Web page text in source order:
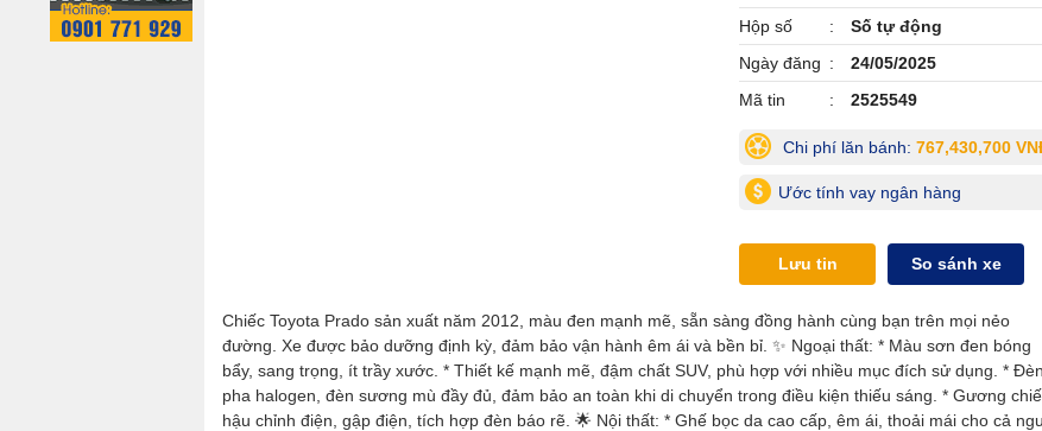
Hộp số
Số tự động
Ngày đăng
24/05/2025
Mã tin
2525549
Chi phí lăn bánh: 767,430,700
Ước tính vay ngân hàng
Lưu tin So sánh xe
Chiếc Toyota Prado sản xuất năm 2012, màu đen mạnh mẽ, sẵn sàng đồng hành cùng bạn trên mọi nẻo
đường. Xe được bảo dưỡng định kỳ, đảm bảo vận hành êm ái và bền bỉ. ✨ Ngoại thất: * Màu sơn đen bóng
bẩy, sang trọng, ít trầy xước. * Thiết kế mạnh mẽ, đậm chất SUV, phù hợp với nhiều mục đích sử dụng. * Đèn
pha halogen, đèn sương mù đầy đủ, đảm bảo an toàn khi di chuyển trong điều kiện thiếu sáng. * Gương
hậu chỉnh điện, gập điện, tích hợp đèn báo rẽ. 🌟 Nội thất: * Ghế bọc da cao cấp, êm ái, thoải mái cho cả